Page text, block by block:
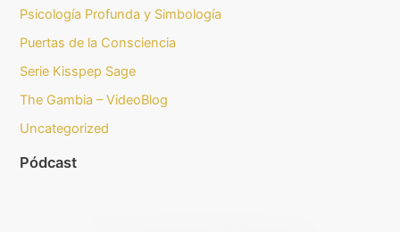
Psicología Profunda y Simbología
Puertas de la Consciencia
Serie Kisspep Sage
The Gambia – VideoBlog
Uncategorized
Pódcast